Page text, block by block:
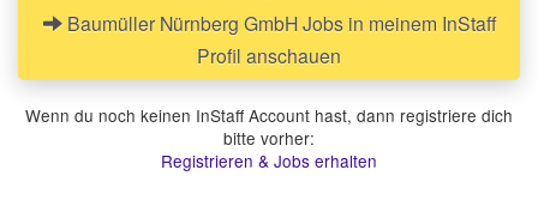
Bluse.
Baumüller Nürnberg GmbH Jobs in meinem InStaff
Profil anschauen
Wenn du noch keinen InStaff Account hast, dann registriere dich
bitte vorher:
Registrieren & Jobs erhalten